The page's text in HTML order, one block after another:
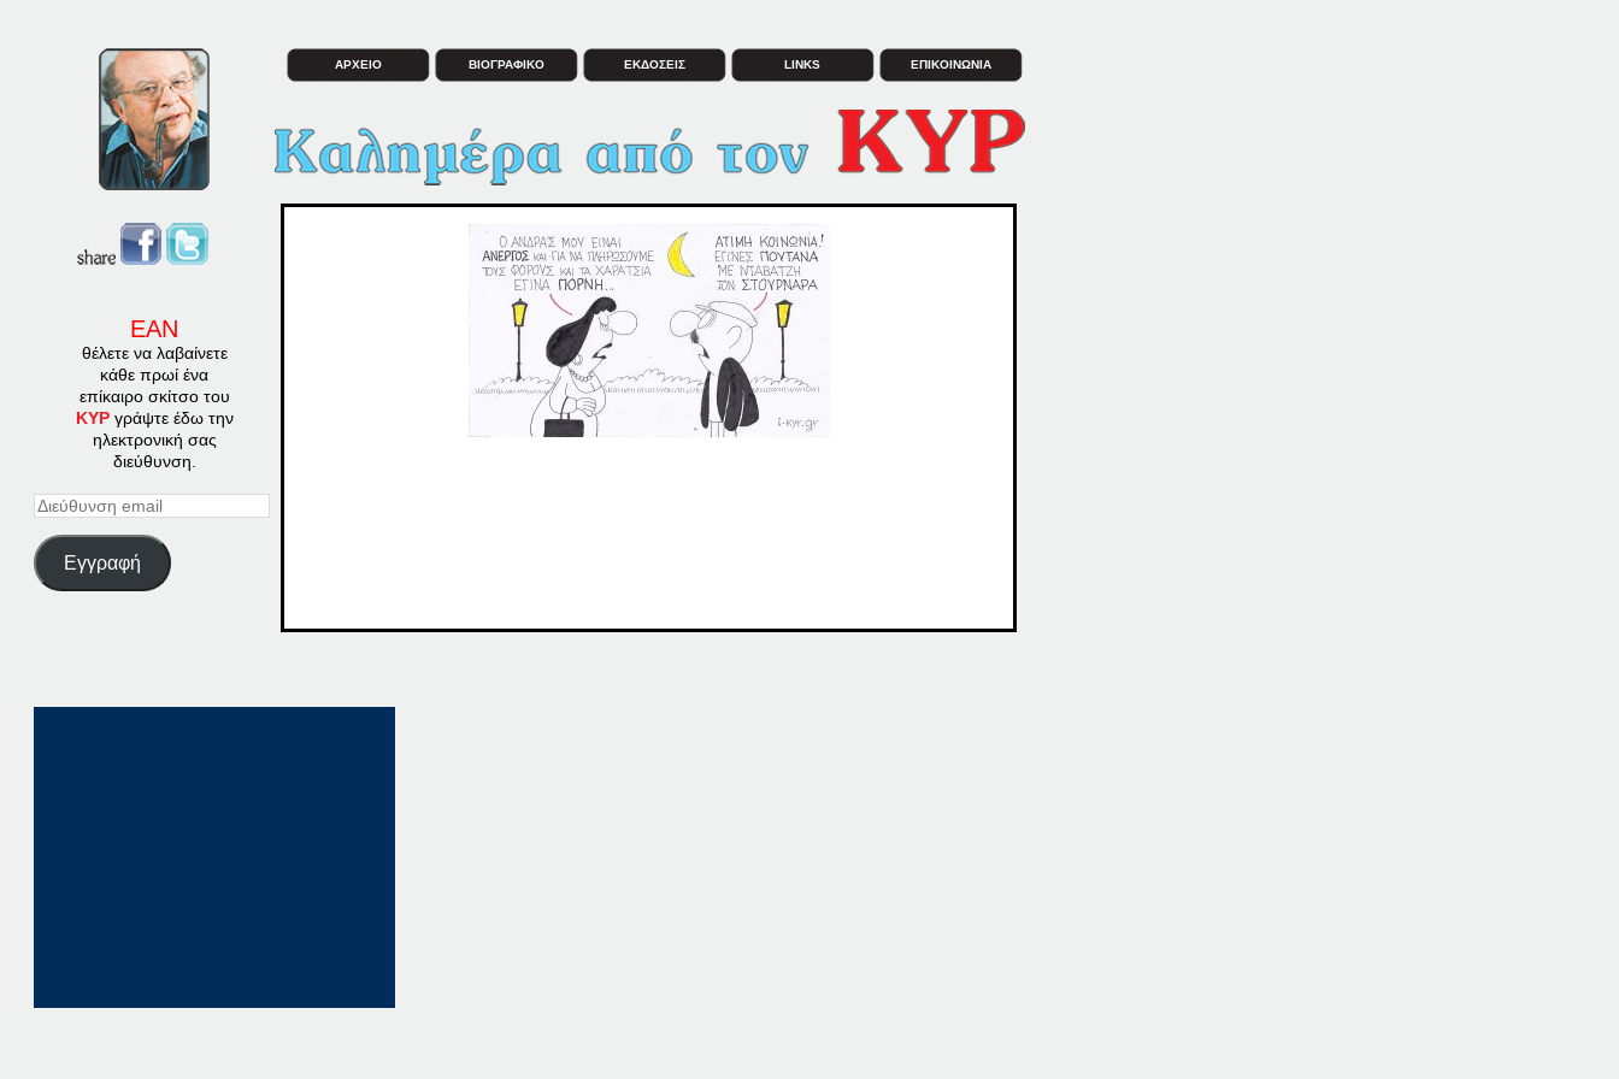
ΕΑΝ
θέλετε να λαβαίνετε
κάθε πρωί ένα
επίκαιρο σκίτσο του
ΚΥΡγράψτε έδω την
ηλεκτρονική σας
διεύθυνση.
Διεύθυνση
Εγγραφή
ΑΡΧΕΙΟ ΒΙΟΓΡΑΦΙΚΟ ΕΚΔΟΣΕΙΣ LINKS ΕΠΙΚΟΙΝΩΝΙΑ